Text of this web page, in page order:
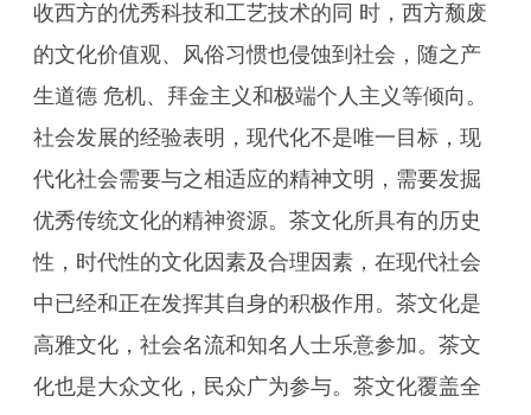
收西方的优秀科技和工艺技术的同 时，西方颓废
的文化价值观、风俗习惯也侵蚀到社会，随之产
生道德 危机、拜金主义和极端个人主义等倾向。
社会发展的经验表明，现代化不是唯一目标，现
代化社会需要与之相适应的精神文明，需要发掘
优秀传统文化的精神资源。茶文化所具有的历史
性，时代性的文化因素及合理因素，在现代社会
中已经和正在发挥其自身的积极作用。茶文化是
高雅文化，社会名流和知名人士乐意参加。茶文
化也是大众文化，民众广为参与。茶文化覆盖全